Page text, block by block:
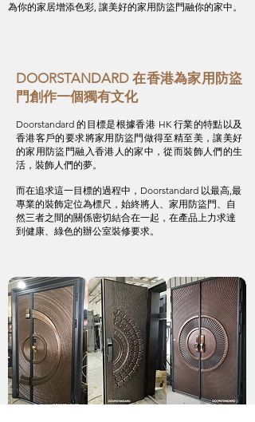
為你的家居增添色彩, 讓美好的家用防盜門融你的家中。
DOORSTANDARD 在香港為家用防盜
門創作一個獨有文化
Doorstandard 的目標是根據香港 HK 行業的特點以及
香港客戶的要求將家用防盜門做得至精至美，讓美好
的家用防盜門融入香港人的家中，從而裝飾人們的生
活，裝飾人們的夢。
而在追求這一目標的過程中，Doorstandard 以最高,最
專業的裝飾定位為標尺，始終將人、家用防盜門、自
然三者之間的關係密切結合在一起，在產品上力求達
到健康、綠色的辦公室裝修要求。